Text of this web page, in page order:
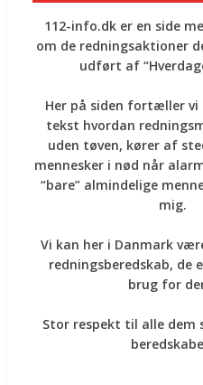
112-info.dk er en side
om de redningsaktioner
udført af
Her på siden fortæller vi
tekst hvordan
uden tøven, kører af
mennesker i nød når
“bare” almindelige
mig.
Vi kan her i Danmark
redningsberedskab, de
brug for
Stor respekt til alle dem